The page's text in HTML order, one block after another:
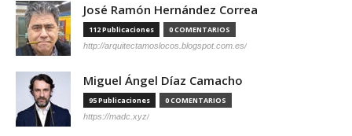
José Ramón Hernández Correa
112 Publicaciones 0 COMENTARIOS
http://arquitectamoslocos.blogspot.com.es/
Miguel Ángel Díaz Camacho
95 Publicaciones 0 COMENTARIOS
https://madc.xyz/